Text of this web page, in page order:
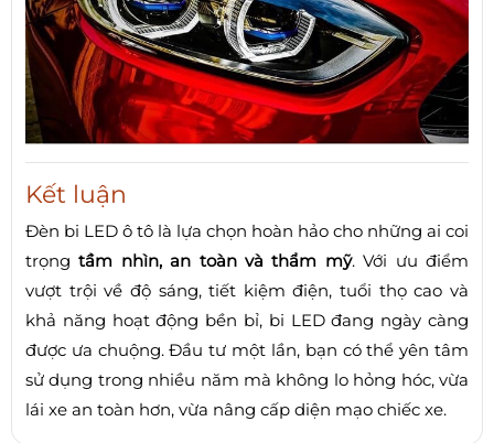
Kết luận
Đèn bi LED ô tô là lựa chọn hoàn hảo cho những ai coi
trọngtầm nhìn, an toàn và thẩm mỹ. Với ưu điểm
vượt trội về độ sáng, tiết kiệm điện, tuổi thọ cao và
khả năng hoạt động bền bỉ, bi LED đang ngày càng
được ưa chuộng. Đầu tư một lần, bạn có thể yên tâm
sử dụng trong nhiều năm mà không lo hỏng hóc, vừa
lái xe an toàn hơn, vừa nâng cấp diện mạo chiếc xe.